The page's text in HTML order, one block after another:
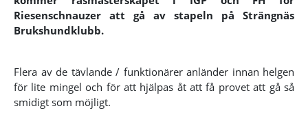
Riesenschnauzer att gå av stapeln på Strängnäs
Brukshundklubb.
Flera av de tävlande / funktionärer anländer innan helgen
för lite mingel och för att hjälpas åt att få provet att gå så
smidigt som möjligt.